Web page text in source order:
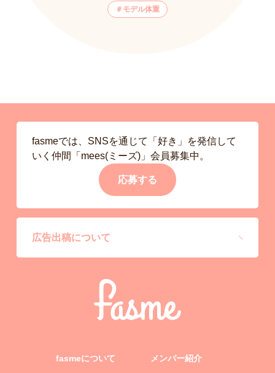
モデル体重
fasmeでは、SNSを通じて「好き」を発信して
いく仲間「mees(ミーズ)」会員募集中。
応募する
広告出稿について
fasmeについて メンバー紹介